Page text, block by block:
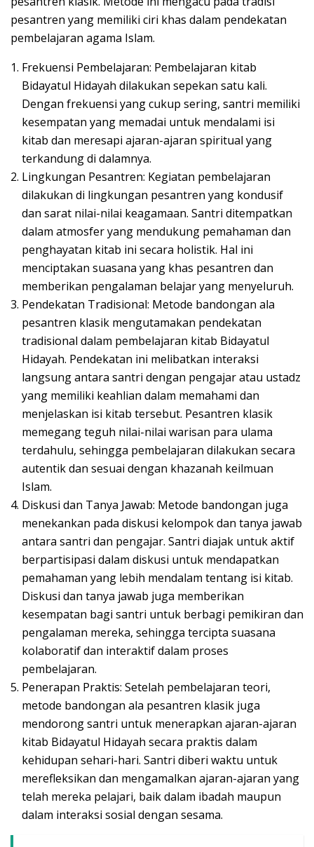
pesantren yang memiliki ciri khas dalam pendekatan
pembelajaran agama Islam.
Frekuensi Pembelajaran: Pembelajaran kitab
Bidayatul Hidayah dilakukan sepekan satu kali.
Dengan frekuensi yang cukup sering, santri memiliki
kesempatan yang memadai untuk mendalami isi
kitab dan meresapi ajaran-ajaran spiritual yang
terkandung di dalamnya.
Lingkungan Pesantren: Kegiatan pembelajaran
dilakukan di lingkungan pesantren yang kondusif
dan sarat nilai-nilai keagamaan. Santri ditempatkan
dalam atmosfer yang mendukung pemahaman dan
penghayatan kitab ini secara holistik. Hal ini
menciptakan suasana yang khas pesantren dan
memberikan pengalaman belajar yang menyeluruh.
Pendekatan Tradisional: Metode bandongan ala
pesantren klasik mengutamakan pendekatan
tradisional dalam pembelajaran kitab Bidayatul
Hidayah. Pendekatan ini melibatkan interaksi
langsung antara santri dengan pengajar atau ustadz
yang memiliki keahlian dalam memahami dan
menjelaskan isi kitab tersebut. Pesantren klasik
memegang teguh nilai-nilai warisan para ulama
terdahulu, sehingga pembelajaran dilakukan secara
autentik dan sesuai dengan khazanah keilmuan
Islam.
Diskusi dan Tanya Jawab: Metode bandongan juga
menekankan pada diskusi kelompok dan tanya jawab
antara santri dan pengajar. Santri diajak untuk aktif
berpartisipasi dalam diskusi untuk mendapatkan
pemahaman yang lebih mendalam tentang isi kitab.
Diskusi dan tanya jawab juga memberikan
kesempatan bagi santri untuk berbagi pemikiran dan
pengalaman mereka, sehingga tercipta suasana
kolaboratif dan interaktif dalam proses
pembelajaran.
Penerapan Praktis: Setelah pembelajaran teori,
metode bandongan ala pesantren klasik juga
mendorong santri untuk menerapkan ajaran-ajaran
kitab Bidayatul Hidayah secara praktis dalam
kehidupan sehari-hari. Santri diberi waktu untuk
merefleksikan dan mengamalkan ajaran-ajaran yang
telah mereka pelajari, baik dalam ibadah maupun
dalam interaksi sosial dengan sesama.